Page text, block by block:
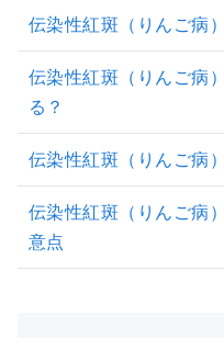
伝染性紅斑（りんご病
伝染性紅斑（りんご病
る？
伝染性紅斑（りんご病
伝染性紅斑（りんご病
意点